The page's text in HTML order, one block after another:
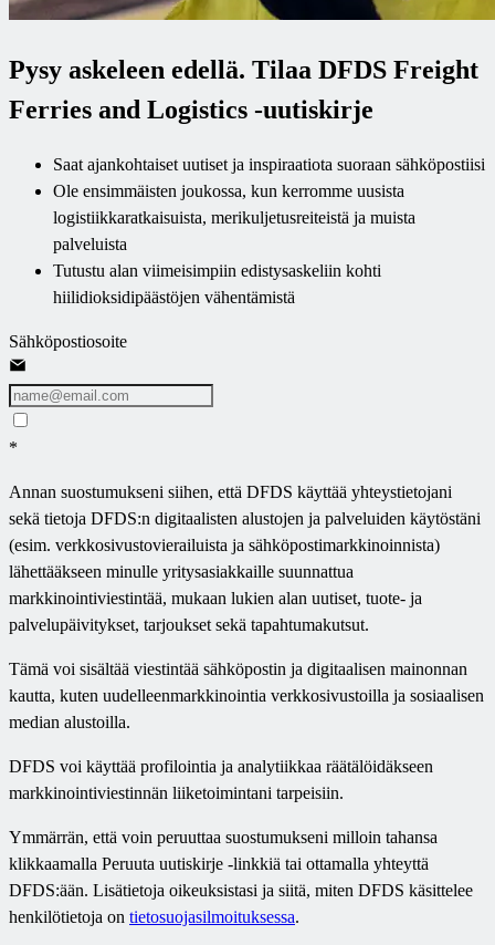
Pysy askeleen edellä. Tilaa DFDS Freight
Ferries and Logistics -uutiskirje
Saat ajankohtaiset uutiset ja inspiraatiota suoraan sähköpostiisi
Ole ensimmäisten joukossa, kun kerromme uusista
logistiikkaratkaisuista, merikuljetusreiteistä ja muista
palveluista
Tutustu alan viimeisimpiin edistysaskeliin kohti
hiilidioksidipäästöjen vähentämistä
Sähköpostiosoite
*
Annan suostumukseni siihen, että DFDS käyttää yhteystietojani
sekä tietoja DFDS:n digitaalisten alustojen ja palveluiden käytöstäni
(esim. verkkosivustovierailuista ja sähköpostimarkkinoinnista)
lähettääkseen minulle yritysasiakkaille suunnattua
markkinointiviestintää, mukaan lukien alan uutiset, tuote- ja
palvelupäivitykset, tarjoukset sekä tapahtumakutsut.
Tämä voi sisältää viestintää sähköpostin ja digitaalisen mainonnan
kautta, kuten uudelleenmarkkinointia verkkosivustoilla ja sosiaalisen
median alustoilla.
DFDS voi käyttää profilointia ja analytiikkaa räätälöidäkseen
markkinointiviestinnän liiketoimintani tarpeisiin.
Ymmärrän, että voin peruuttaa suostumukseni milloin tahansa
klikkaamalla Peruuta uutiskirje -linkkiä tai ottamalla yhteyttä
DFDS:ään. Lisätietoja oikeuksistasi ja siitä, miten DFDS käsittelee
henkilötietoja on tietosuojasilmoituksessa.